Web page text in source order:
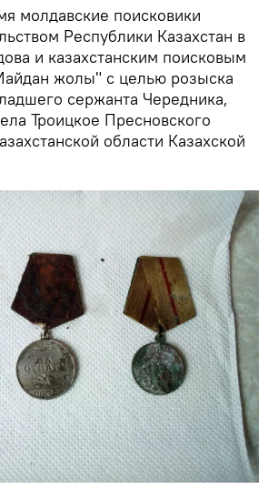
молдавские поисковики
Республики Казахстан в
и казахстанским поисковым
жолы" с целью розыска
сержанта Чередника,
Троицкое Пресновского
области Казахской